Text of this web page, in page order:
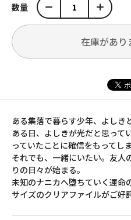
数量
在庫があり
ある集落で暮らす少年、よしき
ある日、よしきが光だと思って
っていたことに確信をもってしま
それでも、一緒にいたい。友人
りの日々が始まる。
未知のナニカへ堕ちていく運命
サイズのクリアファイルがご好